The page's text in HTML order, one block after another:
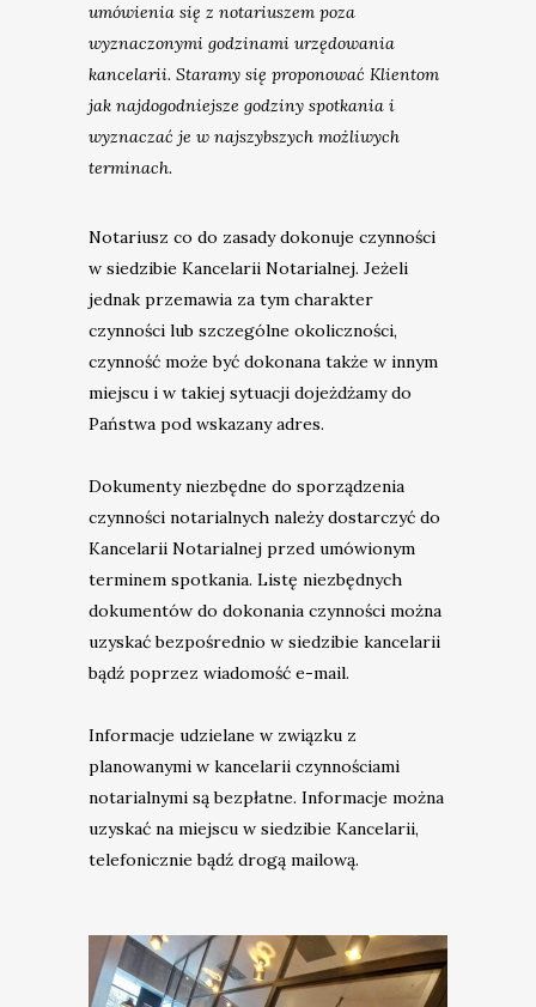
umówienia się z notariuszem poza
wyznaczonymi godzinami urzędowania
kancelarii. Staramy się proponować Klientom
jak najdogodniejsze godziny spotkania i
wyznaczać je w najszybszych możliwych
terminach.
Notariusz co do zasady dokonuje czynności
w siedzibie Kancelarii Notarialnej. Jeżeli
jednak przemawia za tym charakter
czynności lub szczególne okoliczności,
czynność może być dokonana także w innym
miejscu i w takiej sytuacji dojeżdżamy do
Państwa pod wskazany adres.
Dokumenty niezbędne do sporządzenia
czynności notarialnych należy dostarczyć do
Kancelarii Notarialnej przed umówionym
terminem spotkania. Listę niezbędnych
dokumentów do dokonania czynności można
uzyskać bezpośrednio w siedzibie kancelarii
bądź poprzez wiadomość e-mail.
Informacje udzielane w związku z
planowanymi w kancelarii czynnościami
notarialnymi są bezpłatne. Informacje można
uzyskać na miejscu w siedzibie Kancelarii,
telefonicznie bądź drogą mailową.